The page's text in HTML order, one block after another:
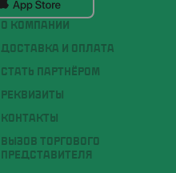
О КОМПАНИИ
ДОСТАВКА И ОПЛАТА
СТАТЬ ПАРТНЁРОМ
РЕКВИЗИТЫ
КОНТАКТЫ
ВЫЗОВ ТОРГОВОГО
ПРЕДСТАВИТЕЛЯ